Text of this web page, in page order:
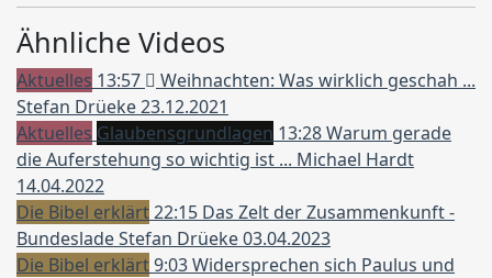
Ähnliche Videos
Aktuelles 13:57
Weihnachten: Was wirklich geschah ...
Stefan Drüeke23.12.2021
Aktuelles Glaubensgrundlagen 13:28Warum gerade
die Auferstehung so wichtig ist ... Michael Hardt
14.04.2022
Die Bibel erklärt22:15 Das Zelt der Zusammenkunft -
BundesladeStefan Drüeke03.04.2023
Die Bibel erklärt9:03Widersprechen sich Paulus und